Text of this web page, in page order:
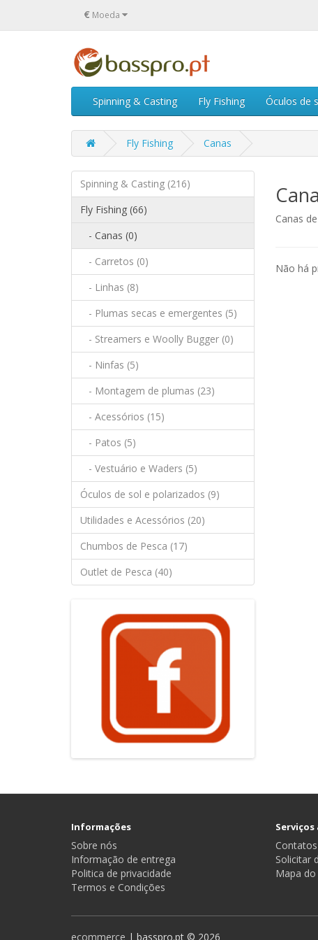
€ Moeda
Spinning & Casting Fly Fishing Óculos de
Fly Fishing Canas
Spinning & Casting (216)
Fly Fishing (66)
- Canas (0)
- Carretos (0)
- Linhas (8)
- Plumas secas e emergentes (5)
- Streamers e Woolly Bugger (0)
- Ninfas (5)
- Montagem de plumas (23)
- Acessórios (15)
- Patos (5)
- Vestuário e Waders (5)
Óculos de sol e polarizados (9)
Utilidades e Acessórios (20)
Chumbos de Pesca (17)
Outlet de Pesca (40)
Canas
Não há
Informações
Sobre nós
Informação de entrega
Politica de privacidade
Termos e Condições
Contatos
Solicitar
Mapa do
ecommerce | basspro.pt © 2026